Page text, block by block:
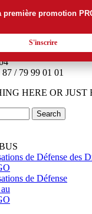
/ 79 99 01 01
HERE OR
Search
première promotion
S'inscrire
première promotion
S'inscrire